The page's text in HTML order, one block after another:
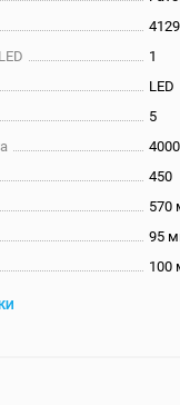
1
LED
5
450
570
95
100